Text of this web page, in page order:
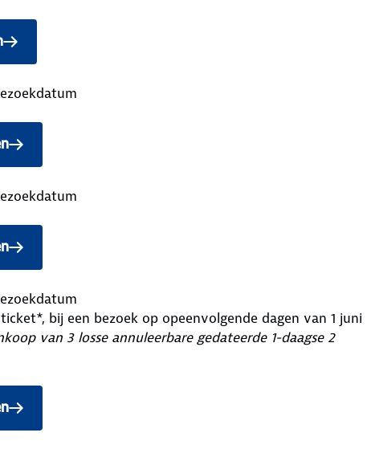
bij een bezoek op opeenvolgende dagen van 1 juni
van 3 losse annuleerbare gedateerde 1-daagse 2